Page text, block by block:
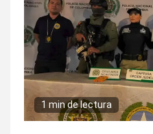
1 min de lectura